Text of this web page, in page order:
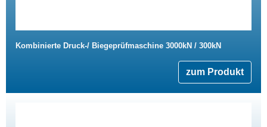
Kombinierte Druck-/ Biegeprüfmaschine 3000kN / 300kN
zum Produkt